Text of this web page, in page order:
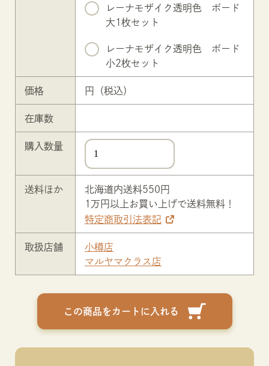
レーナモザイク透明色 ボード
大1枚セット
レーナモザイク透明色 ボード
小2枚セット
価格 円（税込）
在庫数
購入数量
送料ほか
北海道内送料550円
1万円以上お買い上げで送料無料！
特定商取引法表記
取扱店舗
小樽店
マルヤマクラス店
この商品をカートに入れる